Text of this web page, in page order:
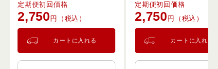
定期便初回価格
2,750円（税込）
カートに入れる
定期便初回価格
2,750円（税込）
カートに入れる